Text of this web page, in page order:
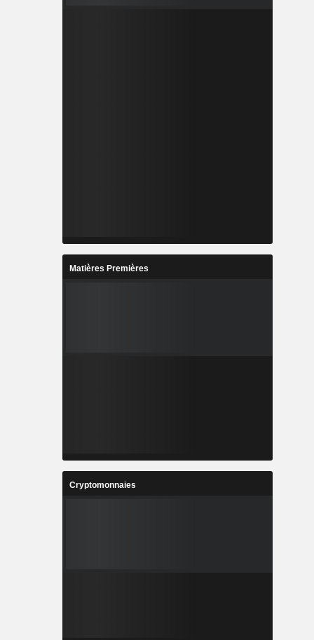
Matières Premières
Cryptomonnaies